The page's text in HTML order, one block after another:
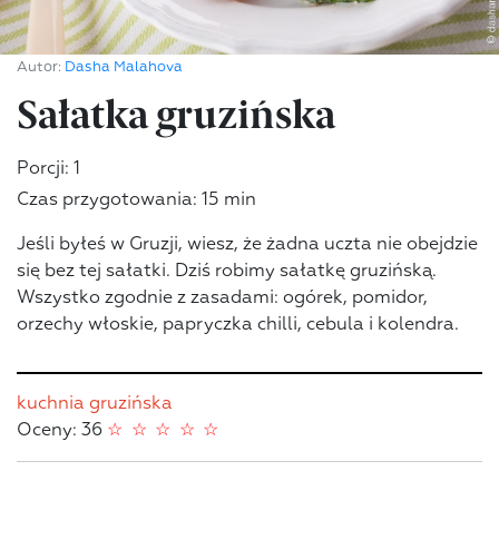
Autor: Dasha Malahova
Sałatka gruzińska
Porcji: 1
Czas przygotowania: 15 min
Jeśli byłeś w Gruzji, wiesz, że żadna uczta nie obejdzie
się bez tej sałatki. Dziś robimy sałatkę gruzińską.
Wszystko zgodnie z zasadami: ogórek, pomidor,
orzechy włoskie, papryczka chilli, cebula i kolendra.
kuchnia gruzińska
Oceny: 36
☆
☆
☆
☆
☆